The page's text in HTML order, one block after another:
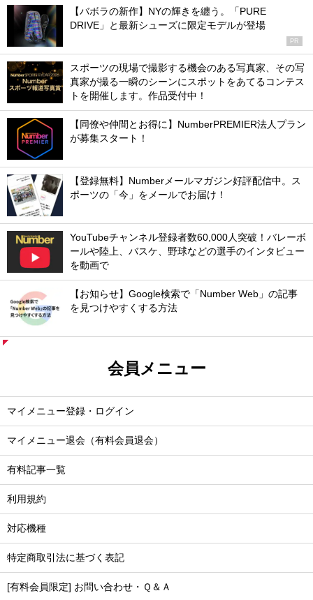
【バボラの新作】NYの輝きを纏う。「PURE
DRIVE」と最新シューズに限定モデルが登場
PR
スポーツの現場で撮影する機会のある写真家、その写
真家が撮る一瞬のシーンにスポットをあてるコンテス
トを開催します。作品受付中！
【同僚や仲間とお得に】NumberPREMIER法人プラン
が募集スタート！
【登録無料】Numberメールマガジン好評配信中。ス
ポーツの「今」をメールでお届け！
YouTubeチャンネル登録者数60,000人突破！バレーボ
ールや陸上、バスケ、野球などの選手のインタビュー
を動画で
【お知らせ】Google検索で「Number Web」の記事
を見つけやすくする方法
会員メニュー
マイメニュー登録・ログイン
マイメニュー退会（有料会員退会）
有料記事一覧
利用規約
対応機種
特定商取引法に基づく表記
[有料会員限定] お問い合わせ・Ｑ＆Ａ